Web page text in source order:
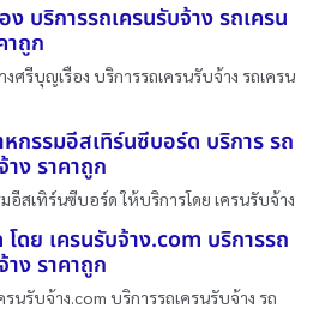
บริการรถเครนรับจ้าง รถเครน
าถูก
ศรีบุญเรือง บริการรถเครนรับจ้าง รถเครน
กรรมอีสเทิร์นซีบอร์ด บริการ รถ
าง ราคาถูก
อีสเทิร์นซีบอร์ด ให้บริการโดย เครนรับจ้าง
โดย เครนรับจ้าง.com บริการรถ
าง ราคาถูก
รนรับจ้าง.com บริการรถเครนรับจ้าง รถ